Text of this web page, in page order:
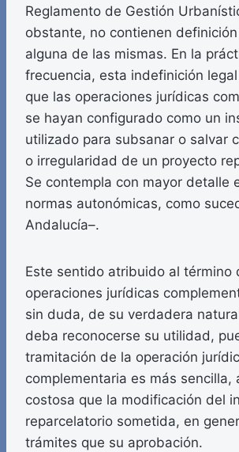
Reglamento de Gestión
obstante, no contienen
alguna de las mismas. En la
frecuencia, esta indefinición
que las operaciones jurídicas
se hayan configurado como un
utilizado para subsanar o salvar
o irregularidad de un proyecto
Se contempla con mayor detalle
normas autonómicas, como
Andalucía–.
Este sentido atribuido al término
operaciones jurídicas
sin duda, de su verdadera
deba reconocerse su utilidad,
tramitación de la operación
complementaria es más sencilla,
costosa que la modificación del
reparcelatorio sometida, en
trámites que su aprobación.